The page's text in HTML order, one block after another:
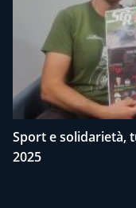
Sport e solidarietà,
2025